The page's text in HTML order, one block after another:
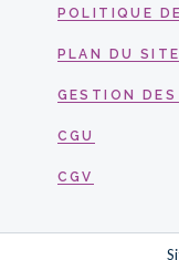
POLITIQUE
PLAN DU SITE
GESTION
CGU
CGV